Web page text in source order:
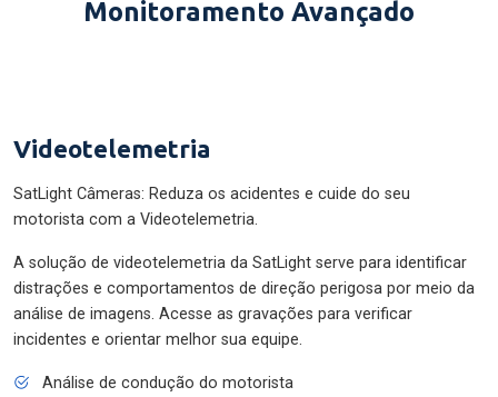
Monitoramento Avançado
Videotelemetria
SatLight Câmeras: Reduza os acidentes e cuide do seu
motorista com a Videotelemetria.
A solução de videotelemetria da SatLight serve para identificar
distrações e comportamentos de direção perigosa por meio da
análise de imagens. Acesse as gravações para verificar
incidentes e orientar melhor sua equipe.
Análise de condução do motorista